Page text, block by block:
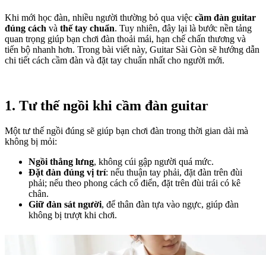
Khi mới học đàn, nhiều người thường bỏ qua việc cầm đàn guitar
đúng cách và thế tay chuẩn. Tuy nhiên, đây lại là bước nền tảng
quan trọng giúp bạn chơi đàn thoải mái, hạn chế chấn thương và
tiến bộ nhanh hơn. Trong bài viết này, Guitar Sài Gòn sẽ hướng dẫn
chi tiết cách cầm đàn và đặt tay chuẩn nhất cho người mới.
1. Tư thế ngồi khi cầm đàn guitar
Một tư thế ngồi đúng sẽ giúp bạn chơi đàn trong thời gian dài mà
không bị mỏi:
Ngồi thẳng lưng, không cúi gập người quá mức.
Đặt đàn đúng vị trí: nếu thuận tay phải, đặt đàn trên đùi
phải; nếu theo phong cách cổ điển, đặt trên đùi trái có kê
chân.
Giữ đàn sát người, để thân đàn tựa vào ngực, giúp đàn
không bị trượt khi chơi.